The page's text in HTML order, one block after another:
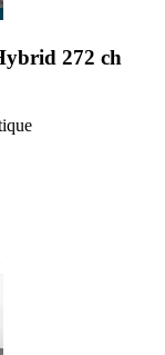
272 ch